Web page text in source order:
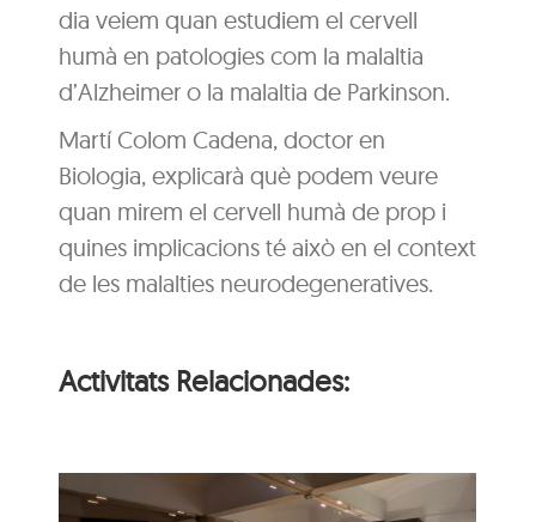
dia veiem quan estudiem el cervell
humà en patologies com la malaltia
d’Alzheimer o la malaltia de Parkinson.
Martí Colom Cadena, doctor en
Biologia, explicarà què podem veure
quan mirem el cervell humà de prop i
quines implicacions té això en el context
de les malalties neurodegeneratives.
Activitats Relacionades: